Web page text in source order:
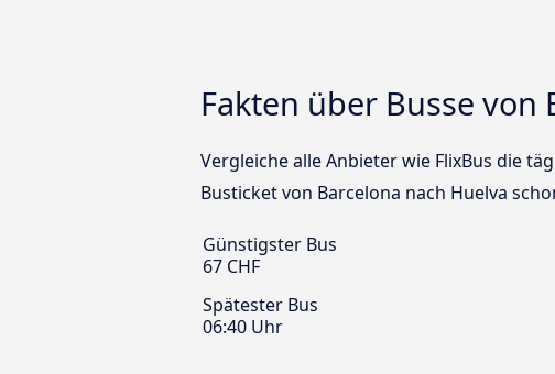
Fakten über Busse von
Vergleiche alle Anbieter wie FlixBus die
Busticket von Barcelona nach Huelva
Günstigster Bus
67 CHF
Spätester Bus
06:40 Uhr